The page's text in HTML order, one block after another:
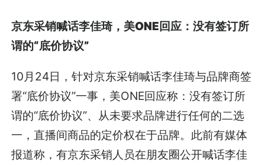
京东采销喊话李佳琦，美ONE回应：没有签订所
谓的“底价协议”
10月24日，针对京东采销喊话李佳琦与品牌商签
署“底价协议”一事，美ONE回应称：没有签订所
谓的“底价协议”、从未要求品牌进行任何的二选
一，直播间商品的定价权在于品牌。此前有媒体
报道称，有京东采销人员在朋友圈公开喊话李佳